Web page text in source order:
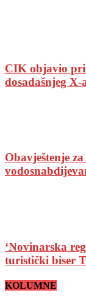
CIK objavio
dosadašnjeg
Obavještenje
‘Novinarska
turistički biser
KOLUMNE